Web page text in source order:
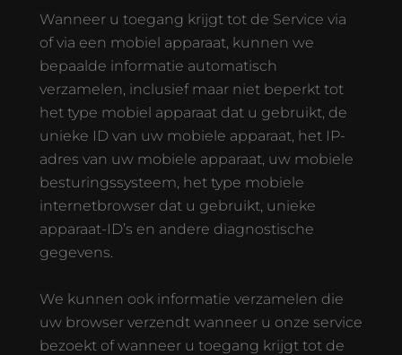
Wanneer u toegang krijgt tot de Service via
of via een mobiel apparaat, kunnen we
bepaalde informatie automatisch
verzamelen, inclusief maar niet beperkt tot
het type mobiel apparaat dat u gebruikt, de
unieke ID van uw mobiele apparaat, het IP-
adres van uw mobiele apparaat, uw mobiele
besturingssysteem, het type mobiele
internetbrowser dat u gebruikt, unieke
apparaat-ID’s en andere diagnostische
gegevens.
We kunnen ook informatie verzamelen die
uw browser verzendt wanneer u onze service
bezoekt of wanneer u toegang krijgt tot de